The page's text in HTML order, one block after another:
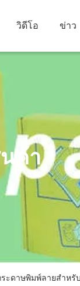
วิดีโอ ข่าว
ค้า
ดาษพิมพ์ลายสำห